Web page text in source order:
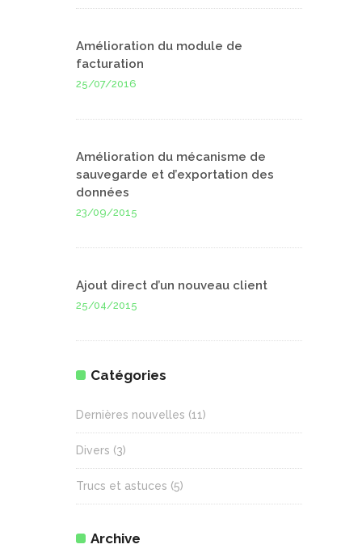
Amélioration du module de
facturation
25/07/2016
Amélioration du mécanisme de
sauvegarde et d’exportation des
données
23/09/2015
Ajout direct d’un nouveau client
25/04/2015
Catégories
Dernières nouvelles (11)
Divers (3)
Trucs et astuces (5)
Archive